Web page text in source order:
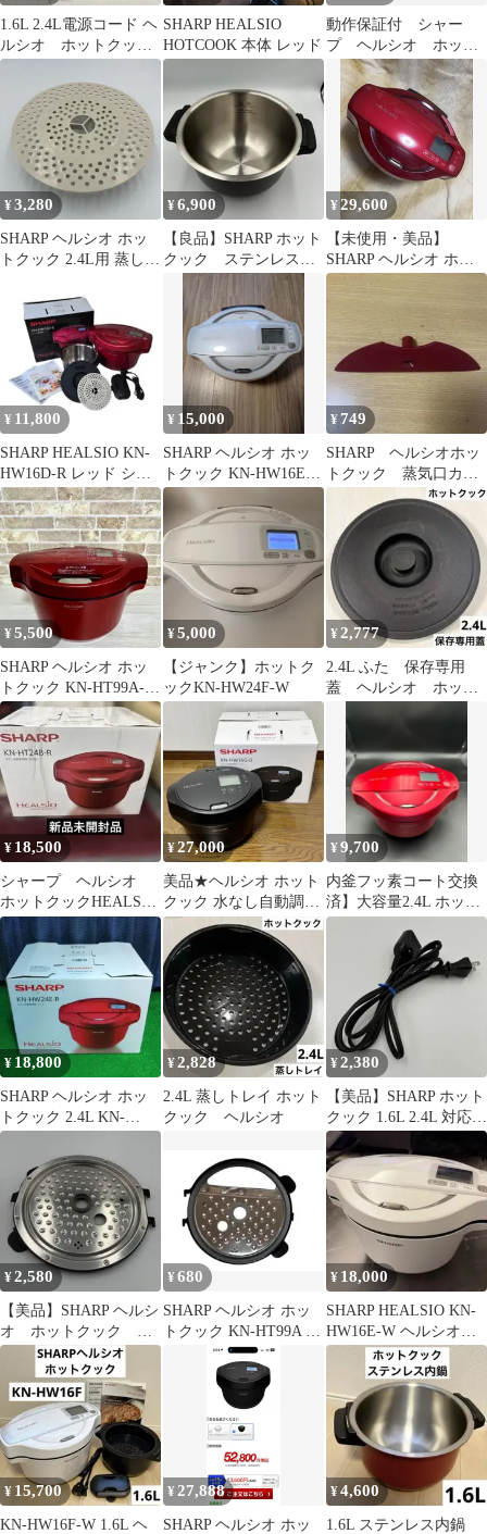
1.6L 2.4L電源コード ヘ
ルシオ ホットクッ
ク シャープ
SHARP HEALSIO
HOTCOOK 本体 レッド
動作保証付 シャー
プ ヘルシオ ホット
クック KN-HW24G-W
2022年製
¥3,280
SHARP ヘルシオ ホッ
トクック 2.4L用 蒸し
¥6,900
【良品】SHARP ホット
クック ステンレス内
鍋 2.4L 内釜 TJ-
KN2B
¥29,600
【未使用・美品】
SHARP ヘルシオ ホッ
トクック 赤 KN-
HW16F-R
¥ 11,800
SHARP HEALSIO KN-
HW16D-R レッド シャ
ープ ヘルシオ
¥ 15,000
SHARP ヘルシオ ホッ
トクック KN-HW16E-
W 本体
¥ 749
SHARP ヘルシオホッ
トクック 蒸気口カバ
¥5,500
SHARP ヘルシオ ホッ
トクック KN-HT99A-R
※本体・つゆ受けのみ
¥5,000
【ジャンク】ホットク
ックKN-HW24F-W
¥2,777
2.4L ふた 保存専用
蓋 ヘルシオ ホット
¥ 18,500
シャープ ヘルシオ
ホットクックHEALSIO
KN-HT24B-R 2.4L
¥27,000
美品★ヘルシオ ホット
クック 水なし自動調理
鍋 1.6L 2～4人用
SHARP
¥9,700
内釜フッ素コート交換
済】大容量2.4L ホット
クック KN-HW24C
¥ 18,800
SHARP ヘルシオ ホッ
トクック 2.4L KN-
HW24E 訳あり品
¥2,828
2.4L 蒸しトレイ ホット
クック ヘルシオ
¥2,380
【美品】SHARP ホット
クック 1.6L 2.4L 対応
電源コード
¥2,580
【美品】SHARP ヘルシ
オ ホットクック 内
蓋 2.4L パッキン良好
¥680
SHARP ヘルシオ ホッ
トクック KN-HT99A 内
ぶた パーツ 部品
¥ 18,000
SHARP HEALSIO KN-
HW16E-W ヘルシオ
ホットクック
¥ 15,700
KN-HW16F-W 1.6L ヘ
¥ 27,888
SHARP ヘルシオ ホッ
¥4,600
1.6L ステンレス内鍋